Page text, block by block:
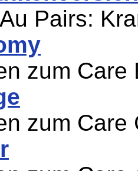
Pairs:
zum Care
zum Care